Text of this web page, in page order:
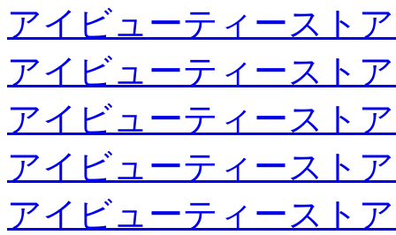
アイビューティースト
アイビューティースト
アイビューティースト
アイビューティースト
アイビューティースト